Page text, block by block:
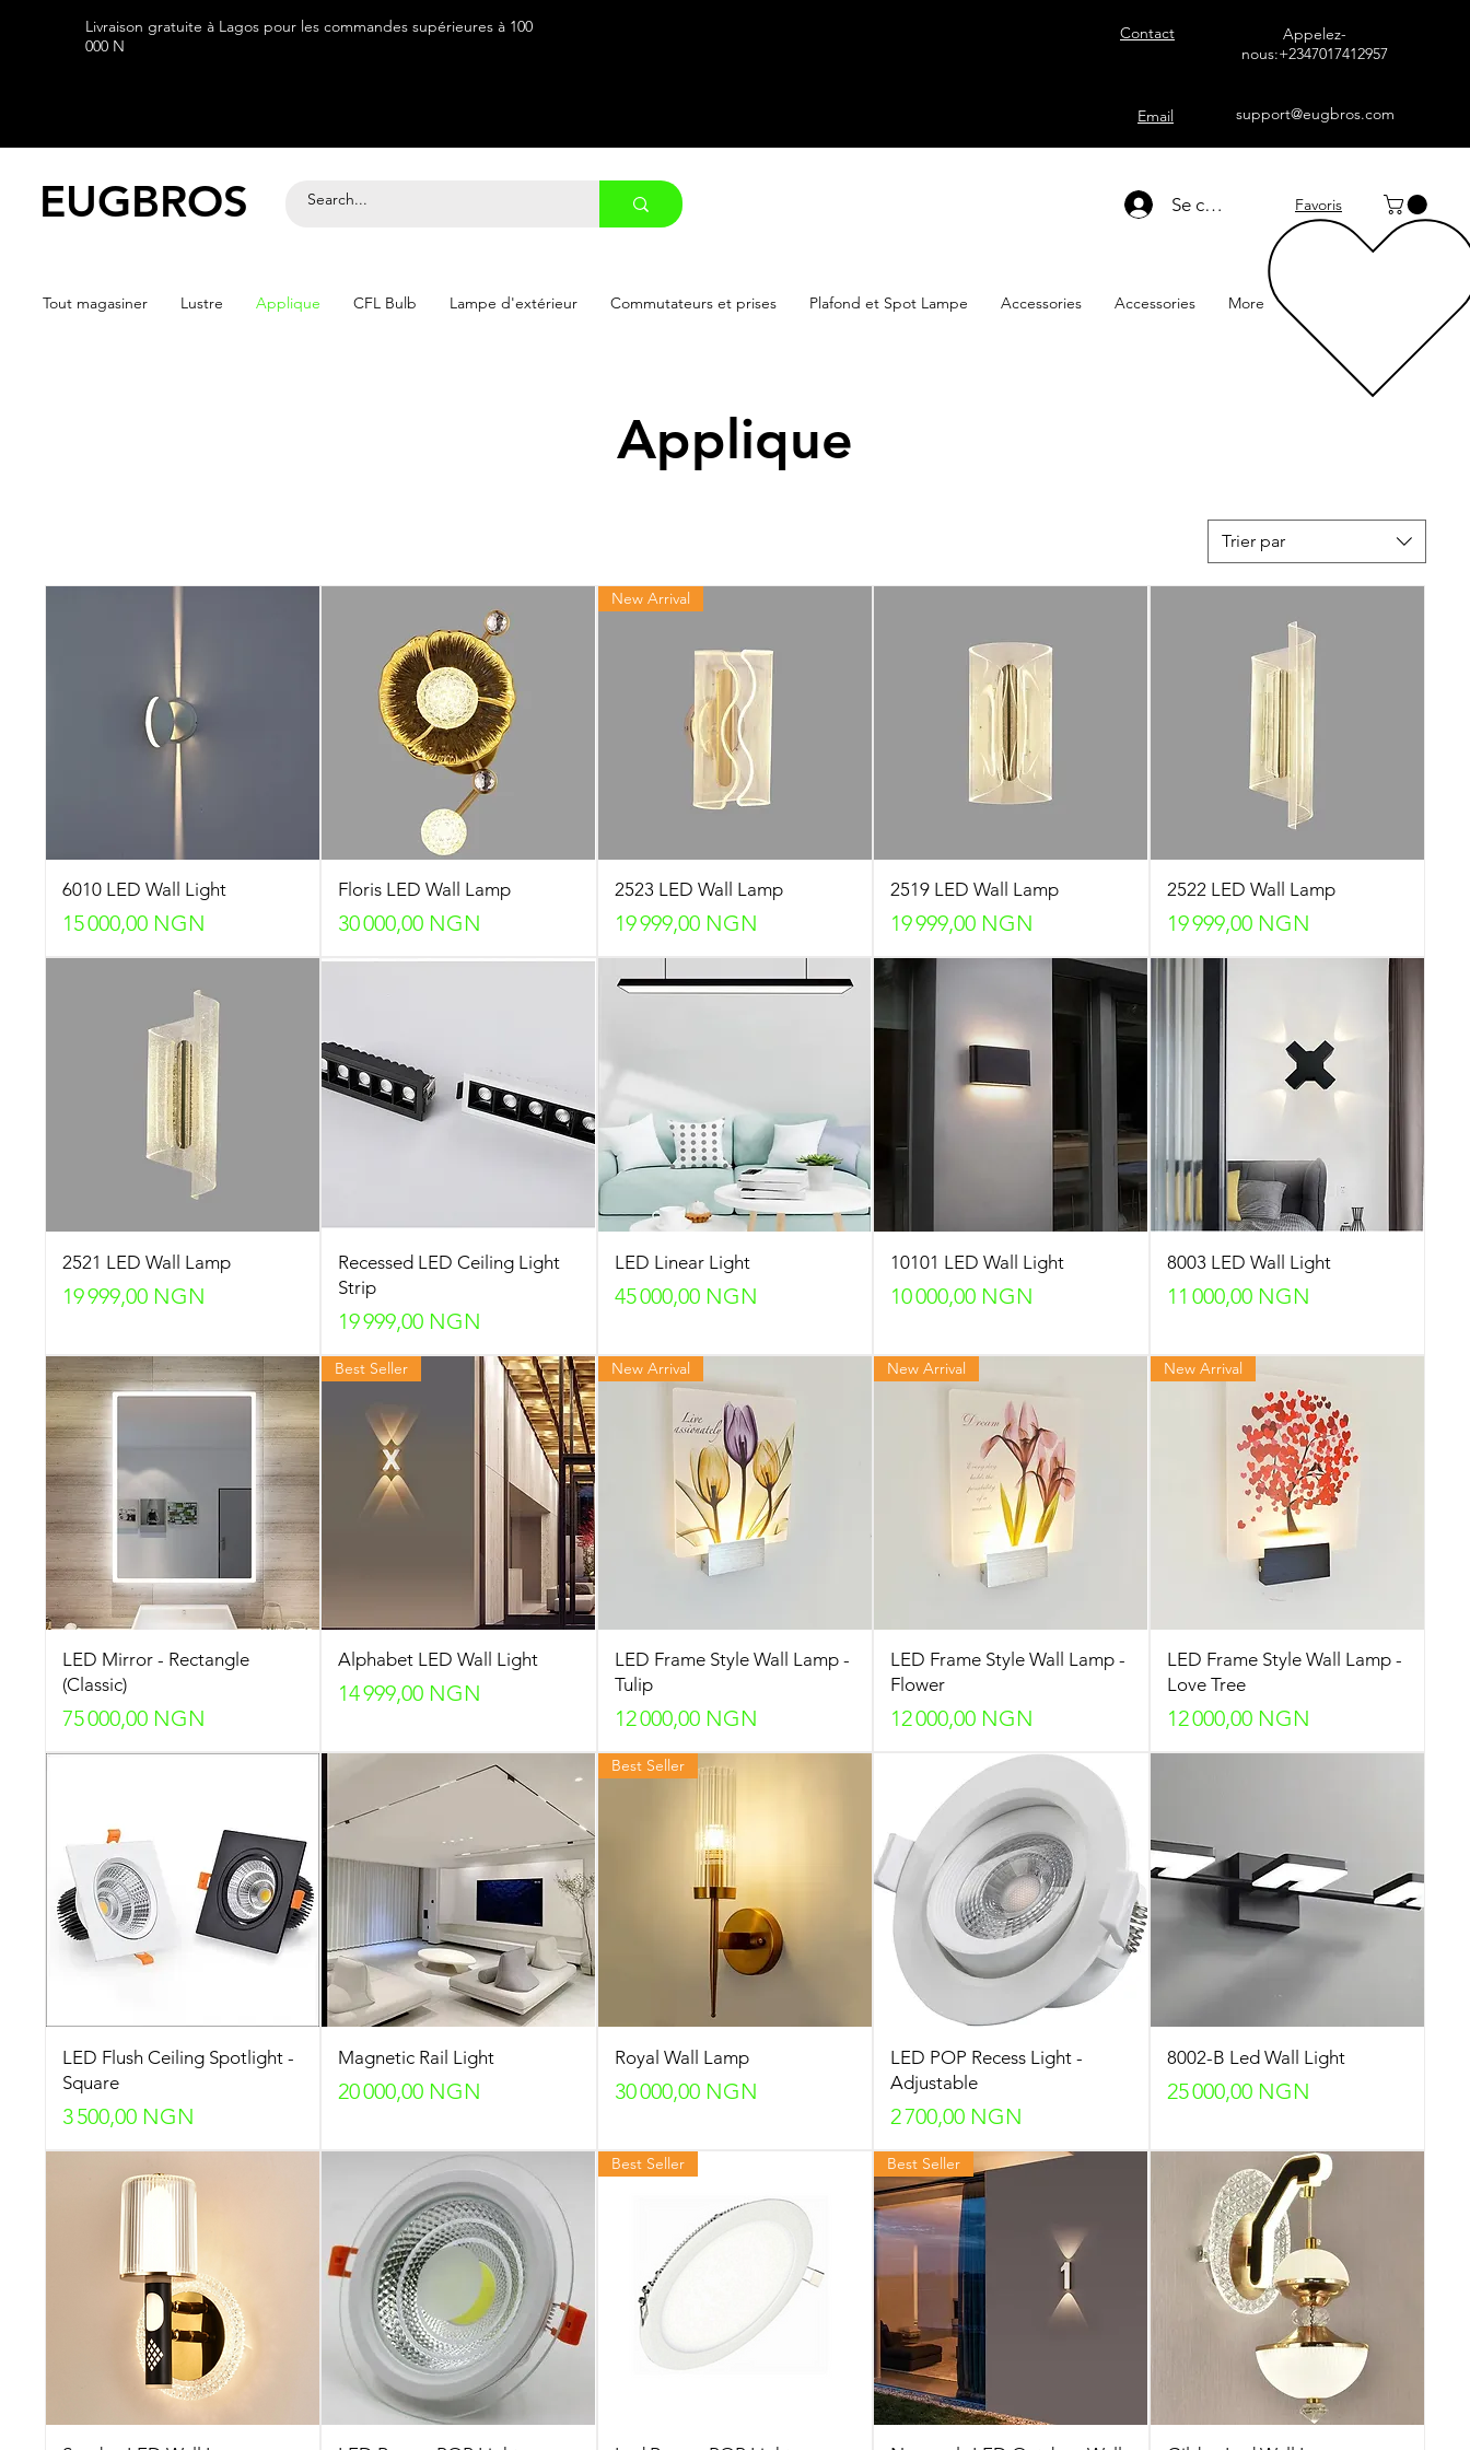
Livraison gratuite à Lagos pour les commandes supérieures à 100
000 N
Contact
Email
Appelez-
nous:+2347017412957
support@eugbros.com
EUGBROS Se connecter Favoris
Tout magasiner Lustre Applique CFL Bulb Lampe d'extérieur Commutateurs et prises Plafond et Spot Lampe Accessories Accessories More
Applique
Trier par
6010 LED Wall Light
Prix
15 000,00 NGN
Floris LED Wall Lamp
Prix
30 000,00 NGN
New Arrival
2523 LED Wall Lamp
Prix
19 999,00 NGN
2519 LED Wall Lamp
Prix
19 999,00 NGN
2522 LED Wall Lamp
Prix
19 999,00 NGN
2521 LED Wall Lamp
Prix
19 999,00 NGN
Recessed LED Ceiling Light
Strip
Prix
19 999,00 NGN
LED Linear Light
Prix
45 000,00 NGN
10101 LED Wall Light
Prix
10 000,00 NGN
8003 LED Wall Light
Prix
11 000,00 NGN
LED Mirror - Rectangle
(Classic)
Prix
75 000,00 NGN
Best Seller
Alphabet LED Wall Light
Prix
14 999,00 NGN
New Arrival
LED Frame Style Wall Lamp -
Tulip
Prix
12 000,00 NGN
New Arrival
LED Frame Style Wall Lamp -
Flower
Prix
12 000,00 NGN
New Arrival
LED Frame Style Wall Lamp -
Love Tree
Prix
12 000,00 NGN
LED Flush Ceiling Spotlight -
Square
Prix
3 500,00 NGN
Magnetic Rail Light
Prix
20 000,00 NGN
Best Seller
Royal Wall Lamp
Prix
30 000,00 NGN
LED POP Recess Light -
Adjustable
Prix
2 700,00 NGN
8002-B Led Wall Light
Prix
25 000,00 NGN
Best Seller Best Seller